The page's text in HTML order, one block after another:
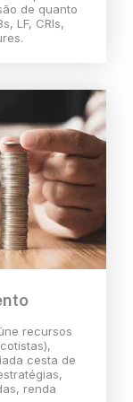
de quanto
LF, CRIs,
recursos
cesta de
renda